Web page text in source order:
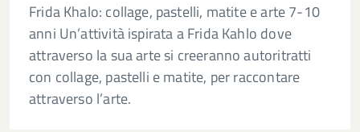
Frida Khalo: collage, pastelli, matite e arte 7-10
anni Un’attività ispirata a Frida Kahlo dove
attraverso la sua arte si creeranno autoritratti
con collage, pastelli e matite, per raccontare
attraverso l’arte.